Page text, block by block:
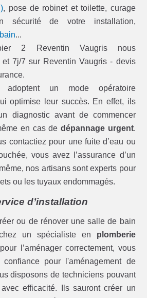
, pose de robinet et toilette, curage
sécurité de votre installation,
...
2 Reventin Vaugris nous
et 7j/7 sur Reventin Vaugris - devis
un mode opératoire
optimise leur succès. En effet, ils
diagnostic avant de commencer
en cas de dépannage urgent.
contactiez pour une fuite d’eau ou
vous avez l’assurance d’un
nos artisans sont experts pour
ou les tuyaux endommagés.
d’installation
ou de rénover une salle de bain
un spécialiste en plomberie
pour l’aménager correctement, vous
pour l'aménagement de
disposons de techniciens pouvant
avec efficacité. Ils sauront créer un